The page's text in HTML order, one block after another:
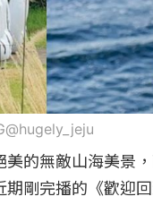
的無敵山海美景
剛完播的《歡迎